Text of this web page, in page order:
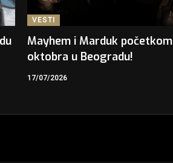
VESTI
Mayhem i Marduk početkom
oktobra u Beogradu!
17/07/2026